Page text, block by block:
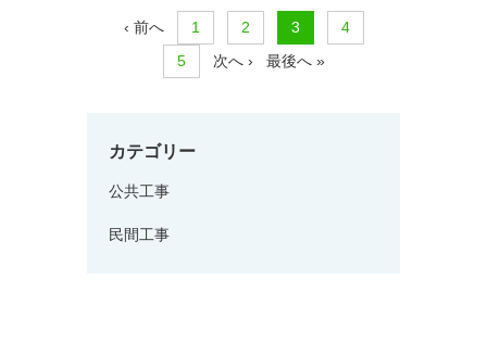
‹ 前へ 1 2 3
4
5
次へ › 最後へ »
カテゴリー
公共工事
民間工事